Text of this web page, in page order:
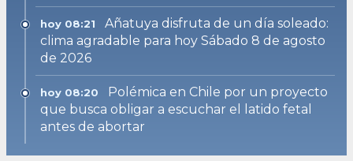
hoy 08:21
Añatuya disfruta de un día soleado:
clima agradable para hoy Sábado 8 de agosto
de 2026
hoy 08:20
Polémica en Chile por un proyecto
que busca obligar a escuchar el latido fetal
antes de abortar